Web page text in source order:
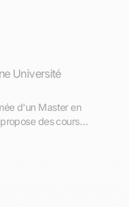
Université
d'un Master en
des cours